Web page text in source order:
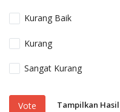
Kurang Baik
Kurang
Sangat Kurang
Vote Tampilkan Hasil